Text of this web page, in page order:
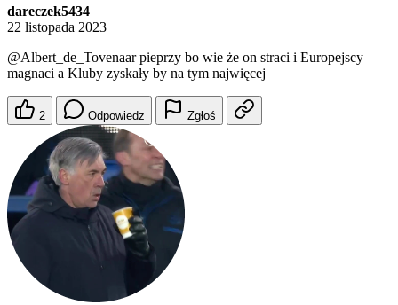
dareczek5434
22 listopada 2023
@Albert_de_Tovenaarpieprzy bo wie że on straci i Europejscy
magnaci a Kluby zyskały by na tym najwięcej
2 Odpowiedz Zgłoś